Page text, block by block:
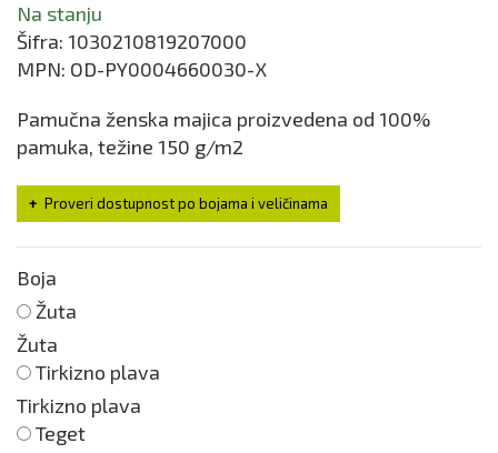
Na stanju
Šifra: 1030210819207000
MPN: OD-PY0004660030-X
Pamučna ženska majica proizvedena od 100%
pamuka, težine 150 g/m2
Proveri dostupnost po bojama i veličinama
Boja
Žuta
Žuta
Tirkizno plava
Tirkizno plava
Teget